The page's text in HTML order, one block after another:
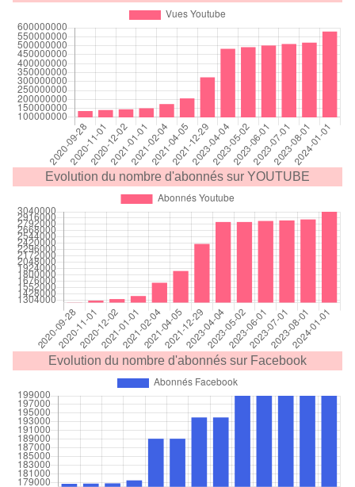
Evolution du nombre d'abonnés sur YOUTUBE
Evolution du nombre d'abonnés sur Facebook